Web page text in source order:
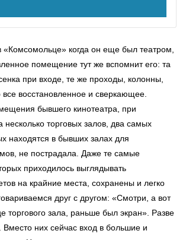
«Комсомольце» когда он еще был театром,
помещение тут же вспомнит его: та
при входе, те же проходы, колонны,
восстановленное и сверкающее.
бывшего кинотеатра, при
несколько торговых залов, два самых
находятся в бывших залах для
не пострадала. Даже те самые
приходилось выглядывать
на крайние места, сохранены и легко
друг с другом: «Смотри, а вот
торгового зала, раньше был экран». Разве
Вместо них сейчас вход в большие и